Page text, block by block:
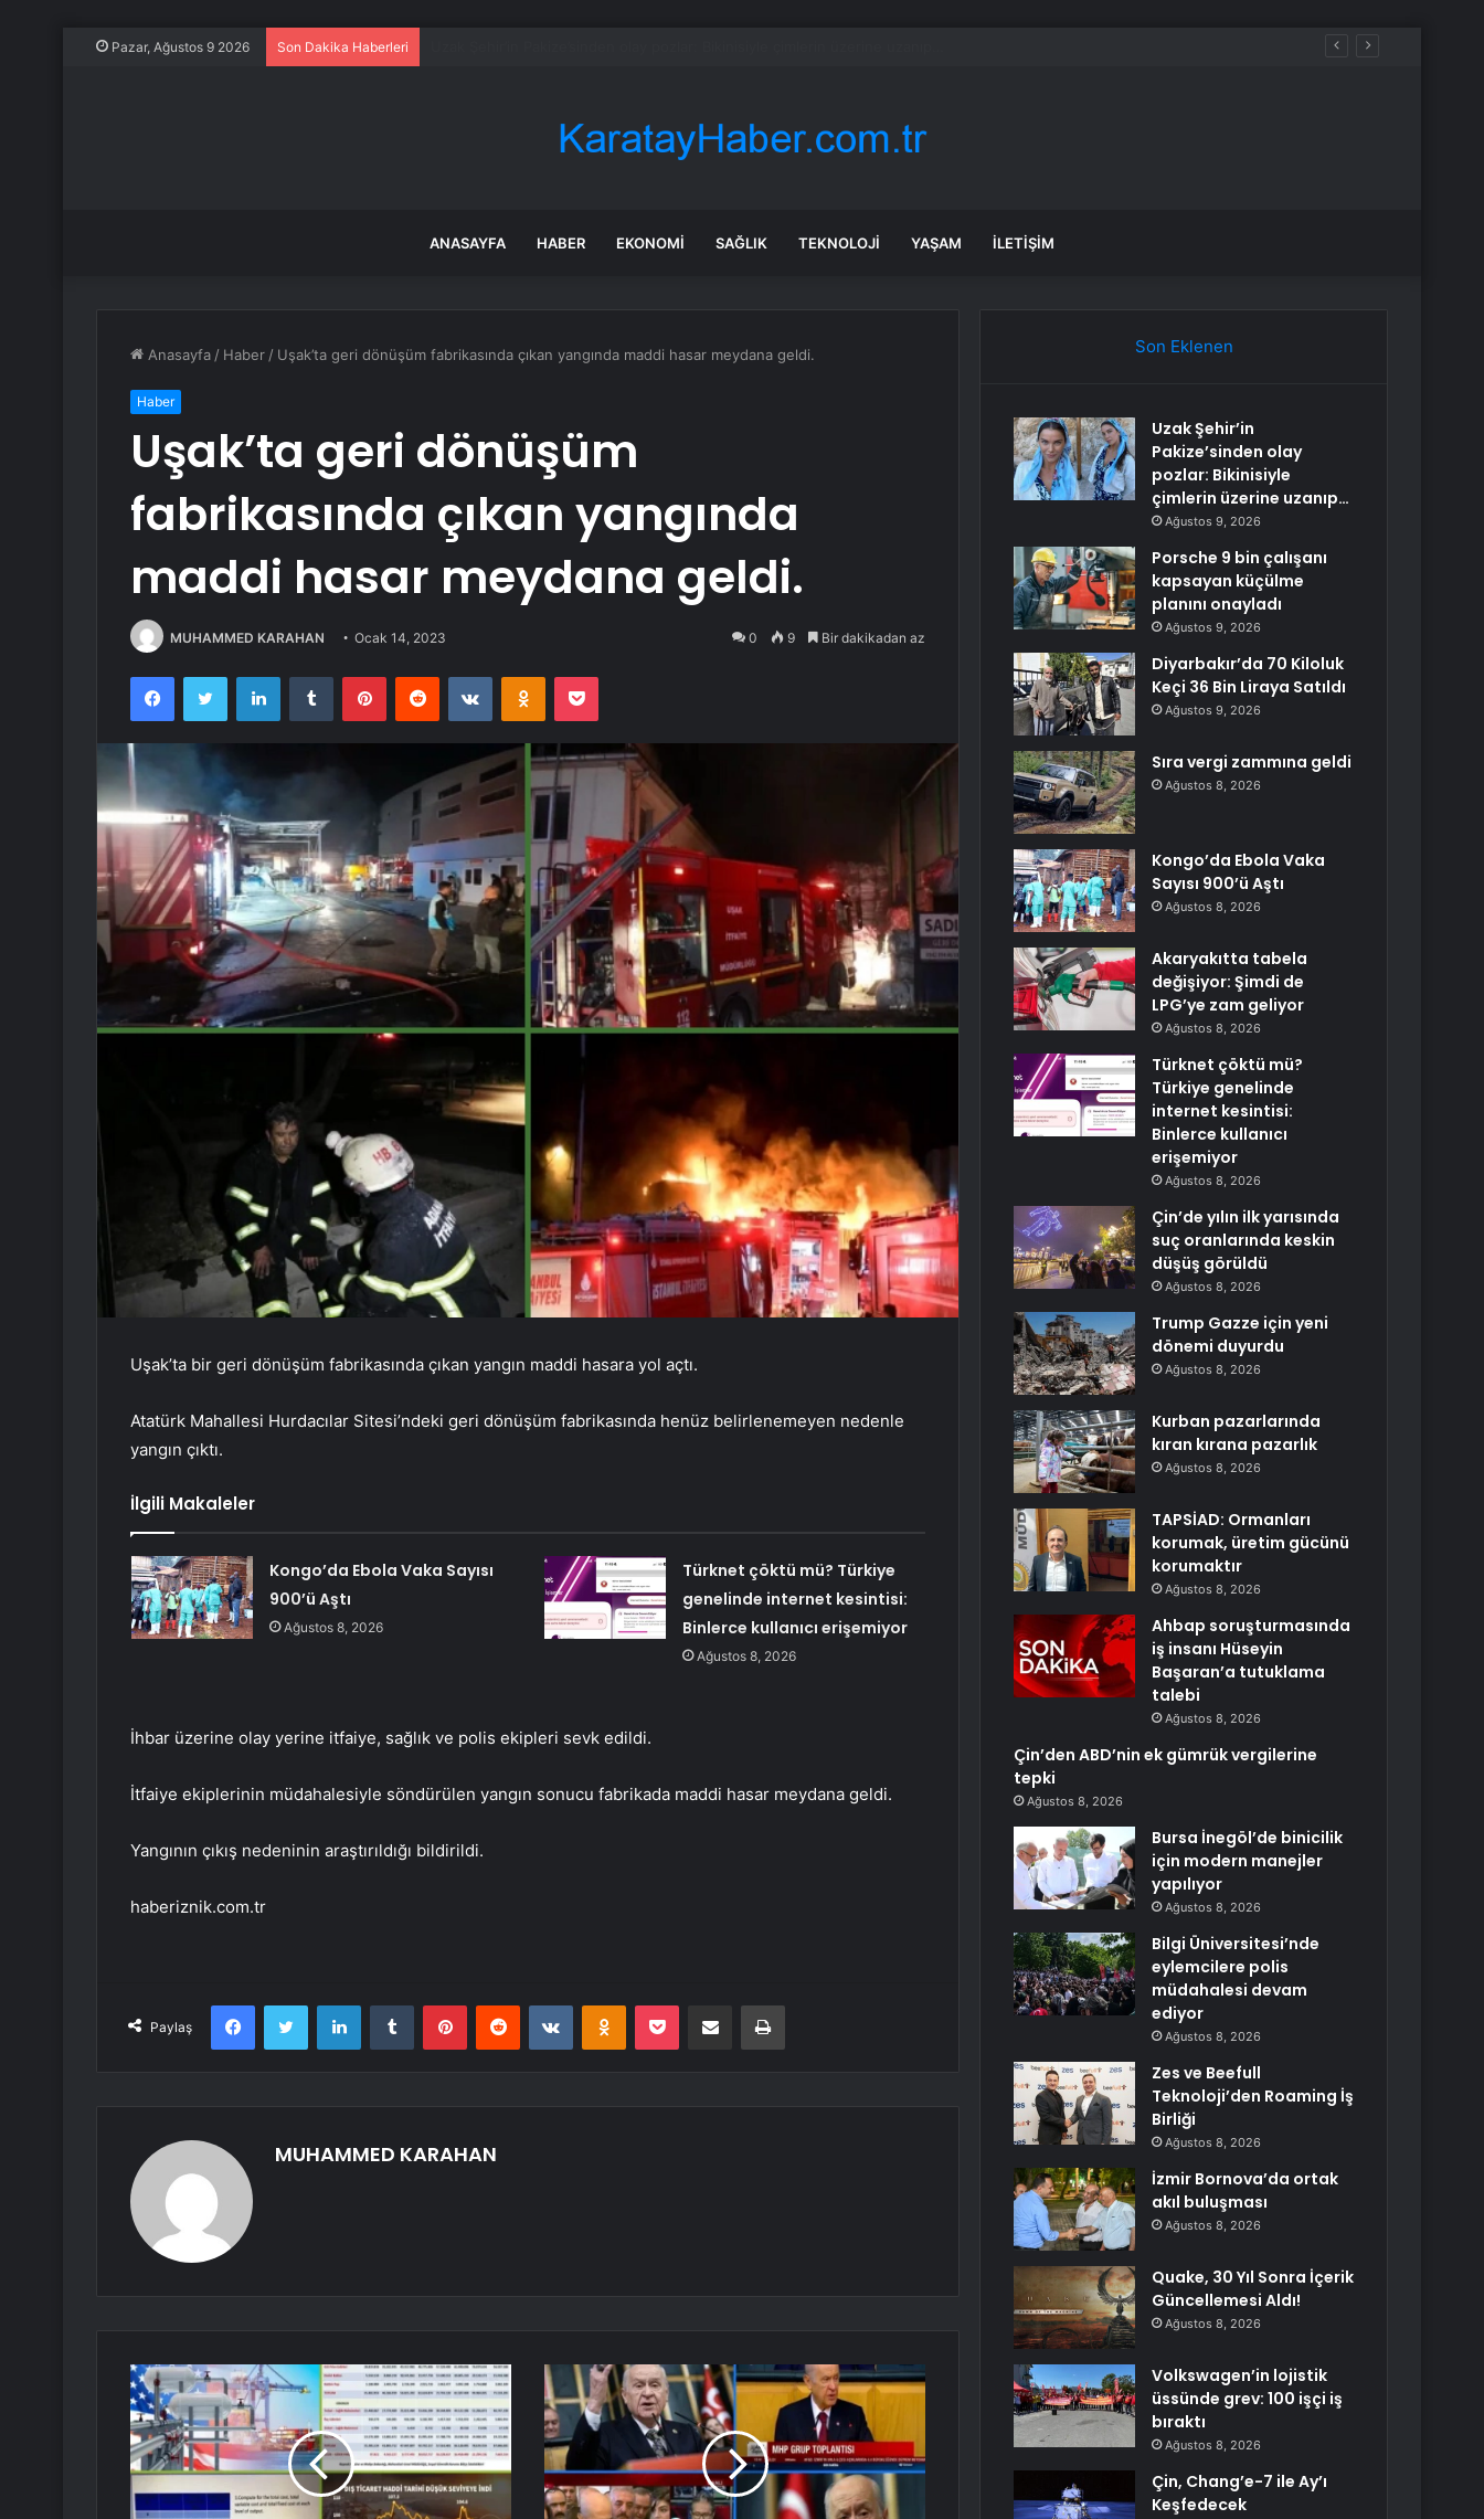
Pazar, Ağustos 9 2026 Son Dakika Haberleri
ANASAYFA HABER EKONOMI SAĞLIK TEKNOLOJI YAŞAM İLETIŞIM
Anasayfa / Haber / Uşak’ta geri dönüşüm fabrikasında çıkan yangında maddi hasar meydana geldi.
Haber
Uşak’ta geri dönüşüm
fabrikasında çıkan yangında
maddi hasar meydana geldi.
MUHAMMED KARAHAN Ocak 14, 2023 0 9 Bir dakikadan az
FacebookTwitter LinkedInTumblr PinterestReddit VKontakteOdnoklassniki
Pocket
Uşak’ta bir geri dönüşüm fabrikasında çıkan yangın maddi hasara yol açtı.
Atatürk Mahallesi Hurdacılar Sitesi’ndeki geri dönüşüm fabrikasında henüz belirlenemeyen nedenle
yangın çıktı.
İlgili Makaleler
Kongo’da Ebola Vaka Sayısı
900’ü Aştı
Ağustos 8, 2026
Türknet çöktü mü? Türkiye
genelinde internet kesintisi:
Binlerce kullanıcı erişemiyor
Ağustos 8, 2026
İhbar üzerine olay yerine itfaiye, sağlık ve polis ekipleri sevk edildi.
İtfaiye ekiplerinin müdahalesiyle söndürülen yangın sonucu fabrikada maddi hasar meydana geldi.
Yangının çıkış nedeninin araştırıldığı bildirildi.
haberiznik.com.tr
Paylaş
FacebookTwitter LinkedInTumblr PinterestReddit VKontakteOdnoklassniki
Pocket E-Posta ile paylaş Yazdır
MUHAMMED KARAHAN
Son Eklenen
Uzak Şehir’in
Pakize’sinden olay
pozlar: Bikinisiyle
çimlerin üzerine uzanıp…
Ağustos 9, 2026
Porsche 9 bin çalışanı
kapsayan küçülme
planını onayladı
Ağustos 9, 2026
Diyarbakır’da 70 Kiloluk
Keçi 36 Bin Liraya Satıldı
Ağustos 9, 2026
Sıra vergi zammına geldi
Ağustos 8, 2026
Kongo’da Ebola Vaka
Sayısı 900’ü Aştı
Ağustos 8, 2026
Akaryakıtta tabela
değişiyor: Şimdi de
LPG’ye zam geliyor
Ağustos 8, 2026
Türknet çöktü mü?
Türkiye genelinde
internet kesintisi:
Binlerce kullanıcı
erişemiyor
Ağustos 8, 2026
Çin’de yılın ilk yarısında
suç oranlarında keskin
düşüş görüldü
Ağustos 8, 2026
Trump Gazze için yeni
dönemi duyurdu
Ağustos 8, 2026
Kurban pazarlarında
kıran kırana pazarlık
Ağustos 8, 2026
TAPSİAD: Ormanları
korumak, üretim gücünü
korumaktır
Ağustos 8, 2026
Ahbap soruşturmasında
iş insanı Hüseyin
Başaran’a tutuklama
talebi
Ağustos 8, 2026
Çin’den ABD’nin ek gümrük vergilerine
tepki
Ağustos 8, 2026
Bursa İnegöl’de binicilik
için modern manejler
yapılıyor
Ağustos 8, 2026
Bilgi Üniversitesi’nde
eylemcilere polis
müdahalesi devam
ediyor
Ağustos 8, 2026
Zes ve Beefull
Teknoloji’den Roaming İş
Birliği
Ağustos 8, 2026
İzmir Bornova’da ortak
akıl buluşması
Ağustos 8, 2026
Quake, 30 Yıl Sonra İçerik
Güncellemesi Aldı!
Ağustos 8, 2026
Volkswagen’in lojistik
üssünde grev: 100 işçi iş
bıraktı
Ağustos 8, 2026
Çin, Chang’e-7 ile Ay’ı
Keşfedecek